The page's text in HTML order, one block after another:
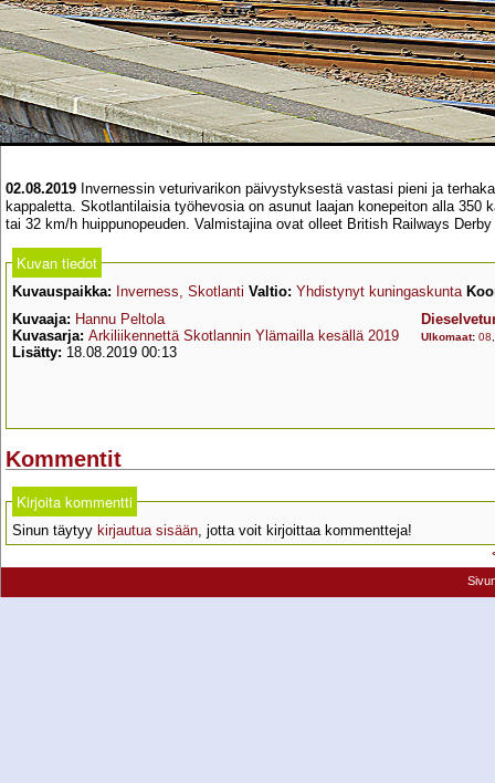
02.08.2019 Invernessin veturivarikon päivystyksestä vastasi pieni ja
kappaletta. Skotlantilaisia työhevosia on asunut laajan konepeiton alla
tai 32 km/h huippunopeuden. Valmistajina ovat olleet British Railways
Kuvan tiedot
Kuvauspaikka: Inverness, Skotlanti Valtio: Yhdistynyt kuningaskunta
Kuvaaja: Hannu Peltola
Kuvasarja: Arkiliikennettä Skotlannin Ylämailla kesällä 2019
Lisätty: 18.08.2019 00:13
Ulkomaat: 08
Kommentit
Kirjoita kommentti
Sinun täytyy kirjautua sisään , jotta voit kirjoittaa kommentteja!